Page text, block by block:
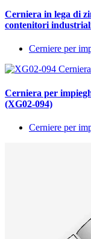
Cerniera in lega di
contenitori
Cerniere per
Cerniera per
(XG02-094)
Cerniere per